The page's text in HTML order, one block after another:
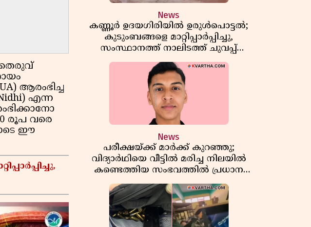
തെരുവ്
ആരംഭിച്ച
എന്ന
രൂപ വരെ
ഈ
News
കണ്ണൂർ ഉദയഗിരിയിൽ ഉരുൾപൊട്ടൽ;
കുടുംബങ്ങളെ മാറ്റിപ്പാർപ്പിച്ചു,
സംസ്ഥാനത്ത് നാലിടത്ത് ചുവപ്പ്
ജാഗ്രത
News
പരീക്ഷയ്ക്ക് മാർക്ക് കുറഞ്ഞു;
വിദ്യാർഥിയെ വീട്ടിൽ മരിച്ച നിലയിൽ
കണ്ടെത്തിയ സംഭവത്തിൽ പ്രധാന
അധ്യാപികക്കെതിരെ പരാതി